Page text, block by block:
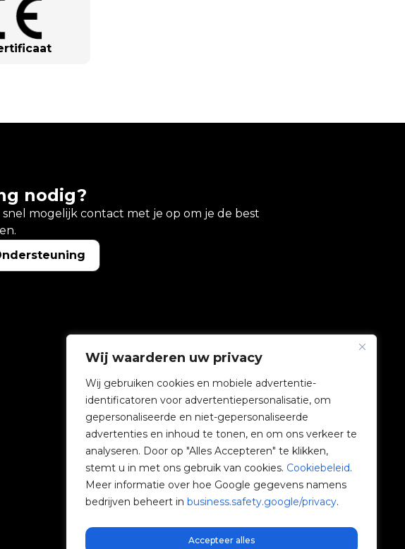
Wij waarderen uw privacy
Wij gebruiken cookies en mobiele advertentie-
identificatoren voor advertentiepersonalisatie, om
gepersonaliseerde en niet-gepersonaliseerde
advertenties en inhoud te tonen, en om ons verkeer te
analyseren. Door op "Alles Accepteren" te klikken,
stemt u in met ons gebruik van cookies. Cookiebeleid.
Meer informatie over hoe Google gegevens namens
bedrijven beheert in business.safety.google/privacy.
Accepteer alles
nodig?
mogelijk contact met je op om je de best
V2C Gemeenschap
e-Chargers
V2C Cloud
V2C Payments